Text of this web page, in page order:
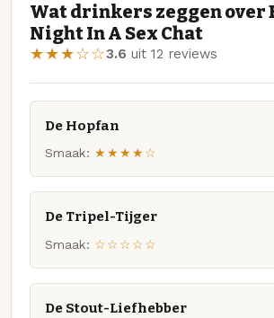
Wat drinkers zeggen over
Night In A Sex Chat
★★★☆☆3.6 uit 12 reviews
De Hopfan
Smaak: ★★★★☆
De Tripel-Tijger
Smaak: ☆☆☆☆☆
De Stout-Liefhebber